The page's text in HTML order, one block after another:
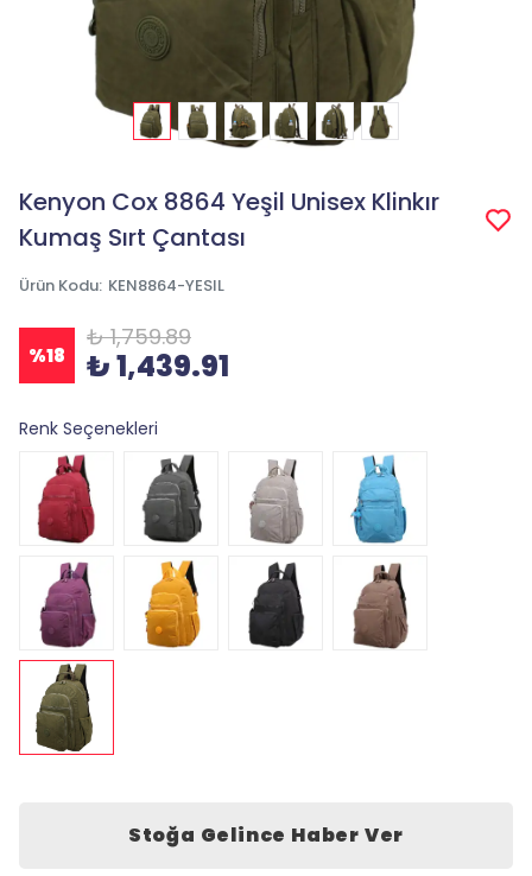
Kenyon Cox 8864 Yeşil Unisex Klinkır
Kumaş Sırt Çantası
Ürün Kodu: KEN8864-YESIL
%18
₺ 1,759.89
₺ 1,439.91
Renk Seçenekleri
Stoğa Gelince Haber Ver